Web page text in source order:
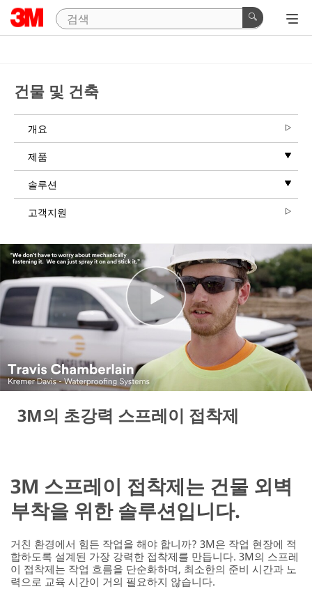
건물 및 건축
개요
제품
솔루션
고객지원
3M의 초강력 스프레이 접착제
3M 스프레이 접착제는 건물 외벽
부착을 위한 솔루션입니다.
거친 환경에서 힘든 작업을 해야 합니까? 3M은 작업 현장에 적
합하도록 설계된 가장 강력한 접착제를 만듭니다. 3M의 스프레
이 접착제는 작업 흐름을 단순화하며, 최소한의 준비 시간과 노
력으로 교육 시간이 거의 필요하지 않습니다.